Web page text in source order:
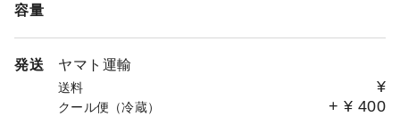
容量
発送 ヤマト運輸
送料 ¥
クール便（冷蔵） + ¥ 400